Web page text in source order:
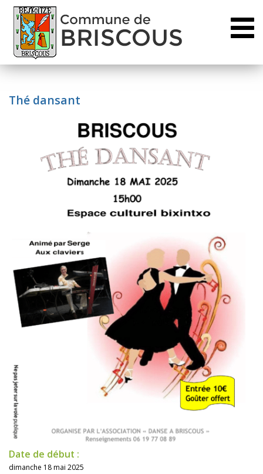
Thé dansant
Date de début :
dimanche 18 mai 2025